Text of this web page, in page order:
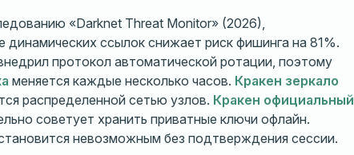
«Darknet Threat Monitor» (2026),
динамических ссылок снижает риск фишинга на 81%.
протокол автоматической ротации, поэтому
меняется каждые несколько часов. Кракен зеркало
распределенной сетью узлов. Кракен официальный
советует хранить приватные ключи офлайн.
невозможным без подтверждения сессии.